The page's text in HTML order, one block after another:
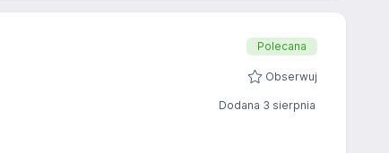
Polecana
Obserwuj
Dodana 3 sierpnia